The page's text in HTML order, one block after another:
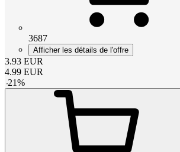
3687
Afficher les détails de l'offre
3.93 EUR
4.99 EUR
-21%